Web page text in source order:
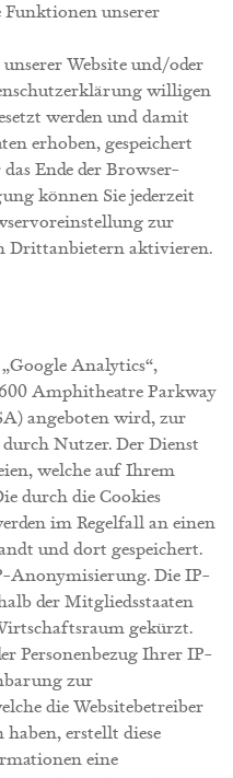
Funktionen unserer
Website und/oder
willigen
werden und damit
erhoben, gespeichert
Ende der Browser-
können Sie jederzeit
zur
Drittanbietern aktivieren.
Analytics“,
Amphitheatre Parkway
angeboten wird, zur
Nutzer. Der Dienst
welche auf Ihrem
durch die Cookies
im Regelfall an einen
und dort gespeichert.
Anonymisierung. Die IP-
der Mitgliedsstaaten
gekürzt.
Personenbezug Ihrer IP-
zur
die Websitebetreiber
haben, erstellt diese
eine